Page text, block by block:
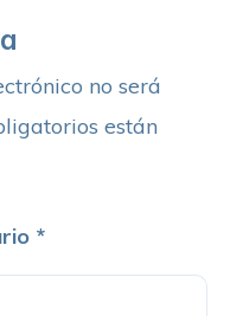
no será
están
*